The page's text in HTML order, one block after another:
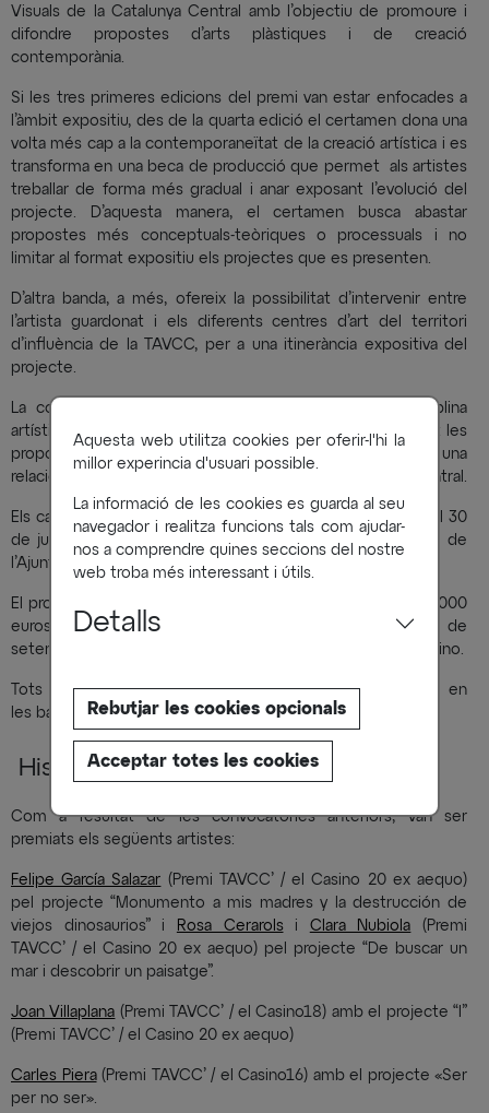
Aquesta web utilitza cookies per oferir-l'hi la
millor experincia d'usuari possible.
La informació de les cookies es guarda al seu
navegador i realitza funcions tals com ajudar-
nos a comprendre quines seccions del nostre
web troba més interessant i útils.
Detalls
Rebutjar les cookies opcionals
Acceptar totes les cookies
Visuals de la Catalunya Central amb l’objectiu de promoure i
difondre propostes d’arts plàstiques i de creació
contemporània.
Si les tres primeres edicions del premi van estar enfocades a
l’àmbit expositiu, des de la quarta edició el certamen dona una
volta més cap a la contemporaneïtat de la creació artística i es
transforma en una beca de producció que permet als artistes
treballar de forma més gradual i anar exposant l’evolució del
projecte. D’aquesta manera, el certamen busca abastar
propostes més conceptuals-teòriques o processuals i no
limitar al format expositiu els projectes que es presenten.
D’altra banda, a més, ofereix la possibilitat d’intervenir entre
l’artista guardonat i els diferents centres d’art del territori
d’influència de la TAVCC, per a una itinerància expositiva del
projecte.
La convocatòria és oberta a qualsevol persona i disciplina
artística, si bé seran prioritàries i es valoraran positivament les
propostes en arts visuals contemporànies i que tinguin una
relació amb l’àrea d’influència de la TAVCC, la Catalunya Central.
Els candidats podran presentar les seves propostes fins al 30
de juny de 2023 de forma telemàtica a través del portal de
l’Ajuntament de Manresa.
El projecte guanyador rebrà una dotació econòmica de 2.000
euros per a l’elaboració del projecte i s’exposarà del 16 de
setembre al 2 d’octubre l’Espai 7 del Centre Cultural el Casino.
Tots els detalls de la convocatòria poden consultar-te en
les bases adjuntes.
Històric de premiats
Com a resultat de les convocatòries anteriors, van ser
premiats els següents artistes:
Felipe García Salazar (Premi TAVCC’ / el Casino 20 ex aequo)
pel projecte “Monumento a mis madres y la destrucción de
viejos dinosaurios” i
Rosa Cerarolsi Clara Nubiola (Premi
TAVCC’ / el Casino 20 ex aequo) pel projecte “De buscar un
mar i descobrir un paisatge”.
Joan Villaplana (Premi TAVCC’ / el Casino18) amb el projecte “I”
(Premi TAVCC’ / el Casino 20 ex aequo)
Carles Piera(Premi TAVCC’ / el Casino16) amb el projecte «Ser
per no ser».